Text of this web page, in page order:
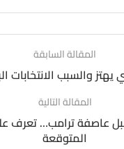
المقالة السابقة
يهتز والسبب الانتخابات
المقالة التالية
عاصفة ترامب… تعرف
المتوقعة